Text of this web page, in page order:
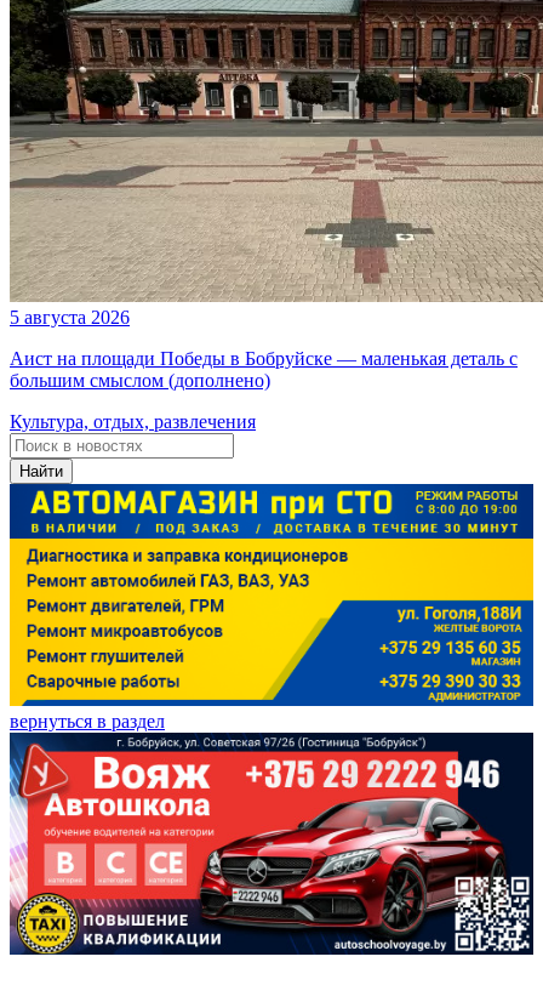
5 августа 2026
Аист на площади Победы в Бобруйске — маленькая деталь с
большим смыслом (дополнено)
Культура, отдых, развлечения
Найти
вернуться в раздел